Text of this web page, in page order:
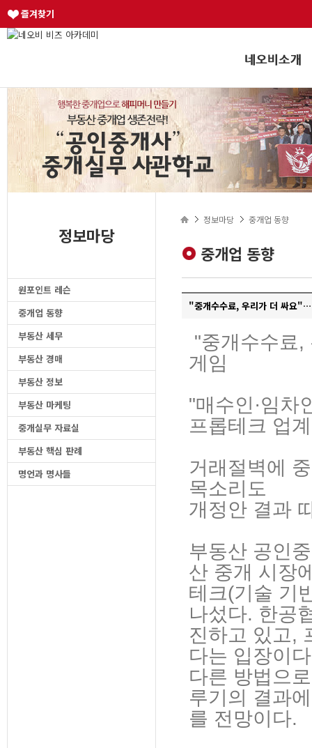
즐겨찾기
정보마당
원포인트 레슨
중개업 동향
부동산 세무
부동산 경매
부동산 정보
부동산 마케팅
중개실무 자료실
부동산 핵심 판례
명언과 명사들
정보마당 중개업 동향
중개업 동향
"중개수수료, 우리가 더 싸요
"중개수수료
게임
"매수인·임차
프롭테크 업
거래절벽에
목소리도
개정안 결과
부동산 공인
산 중개 시장
테크(기술 기
나섰다. 한공
진하고 있고,
다는 입장이
다른 방법으
루기의 결과
를 전망이다.